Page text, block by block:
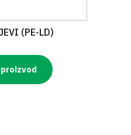
(PE-LD)